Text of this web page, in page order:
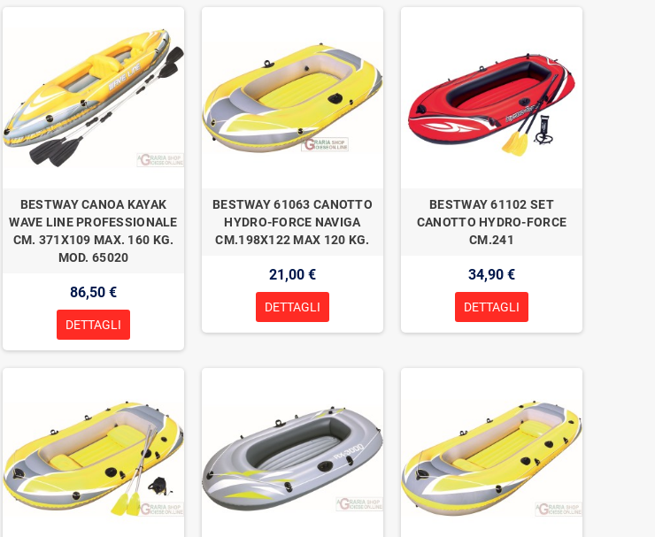
BESTWAY CANOA KAYAK
WAVE LINE PROFESSIONALE
CM. 371X109 MAX. 160 KG.
MOD. 65020
86,50 €
DETTAGLI
BESTWAY 61063 CANOTTO
HYDRO-FORCE NAVIGA
CM.198X122 MAX 120 KG.
21,00 €
DETTAGLI
BESTWAY 61102 SET
CANOTTO HYDRO-FORCE
CM.241
34,90 €
DETTAGLI